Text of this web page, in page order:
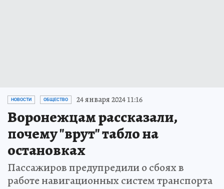
НОВОСТИ ОБЩЕСТВО 24 января 2024 11:16
Воронежцам рассказали,
почему "врут" табло на
остановках
Пассажиров предупредили о сбоях в
работе навигационных систем транспорта